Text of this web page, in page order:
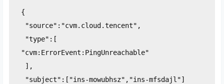
{
  "source":"cvm.cloud.tencent",
  "type":[
"cvm:ErrorEvent:PingUnreachable"
  ],
  "subject":["ins-mowubhsz","ins-mfsdajl"]